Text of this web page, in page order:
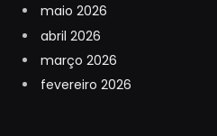
maio 2026
abril 2026
março 2026
fevereiro 2026